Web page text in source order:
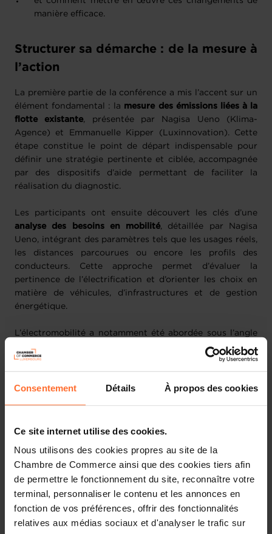
Consentement Détails À propos des cookies
Ce site internet utilise des cookies.
Nous utilisons des cookies propres au site de la
Chambre de Commerce ainsi que des cookies tiers afin
de permettre le fonctionnement du site, reconnaître votre
terminal, personnaliser le contenu et les annonces en
fonction de vos préférences, offrir des fonctionnalités
relatives aux médias sociaux et d'analyser le trafic sur
manière efficace.
Structurer sa démarche : de la mesure à
l’action
La première partie de la conférence a mis l’accent sur un
élément fondamental : la
mesure des émissions liées à la
flotte existante, présentée par Nagisa Ueno (Klima-
Agence) et Emmanuelle Kipper (Luxinnovation). Cette
étape constitue le point de départ indispensable pour
définir une stratégie pertinente et ciblée, accompagnée
par des dispositifs d’aide permettant de faciliter la
réalisation du diagnostic.
Les participants ont ensuite découvert les clés d’une
analyse des besoins en mobilité, détaillée par Nagisa
Ueno, intégrant des paramètres tels que les usages réels,
les distances parcourues ou encore les profils des
conducteurs. Cette approche permet d’évaluer la
pertinence de l’électrification et d’orienter les choix en
matière de véhicules, d’infrastructures et de gestion
énergétique.
L’électromobilité a notamment été abordée sous l’angle
coût total de possession (TCO)
, mettant en évidence
sa compétitivité à moyen terme, en particulier grâce à
des coûts d’énergie et d’entretien réduits.
Des outils et aides pour accompagner
la transition
La conférence a également permis de présenter les
différents programmes d’aides disponibles au
Luxembourg , introduits par Nagisa Ueno (Klima-Agence).
Les participants ont ainsi pu découvrir des dispositifs
tels que :